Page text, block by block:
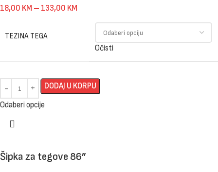
18,00 KM – 133,00 KM
TEZINA TEGA
Očisti
DODAJ U KORPU
Odaberi opcije
Šipka za tegove 86”